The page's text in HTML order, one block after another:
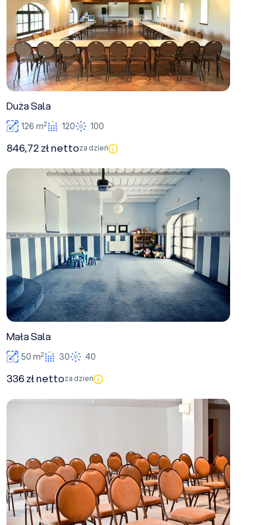
Duża Sala
126 m2 120 100
846,72 zł nettoza dzień
Mała Sala
Mała Sala
50 m2 30 40
336 zł nettoza dzień